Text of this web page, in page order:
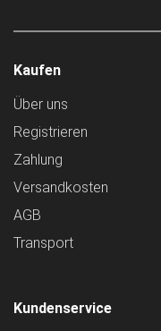
Kaufen
Über uns
Registrieren
Zahlung
Versandkosten
AGB
Transport
Kundenservice